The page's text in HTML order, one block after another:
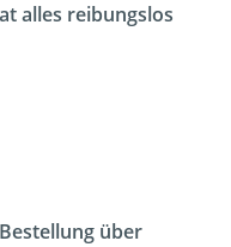
alles reibungslos
über